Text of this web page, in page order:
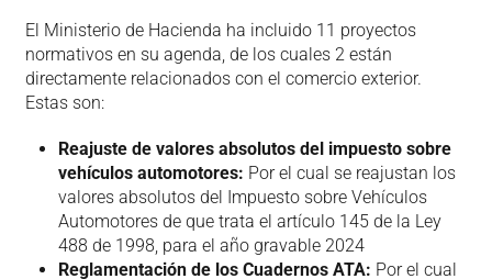
El Ministerio de Hacienda ha incluido 11 proyectos
normativos en su agenda, de los cuales 2 están
directamente relacionados con el comercio exterior.
Estas son:
Reajuste de valores absolutos del impuesto sobre
vehículos automotores: Por el cual se reajustan los
valores absolutos del Impuesto sobre Vehículos
Automotores de que trata el artículo 145 de la Ley
488 de 1998, para el año gravable 2024
Reglamentación de los Cuadernos ATA: Por el cual